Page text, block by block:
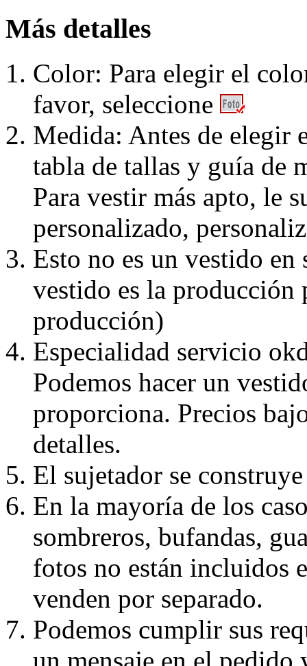
Más detalles
Color: Para elegir el
favor, seleccione
Medida: Antes de elegir
tabla de tallas y guía de
Para vestir más apto, le
personalizado,
Esto no es un vestido
vestido es la producción
producción)
Especialidad servicio
Podemos hacer un
proporciona. Precios
detalles.
El sujetador se
En la mayoría de los
sombreros, bufandas,
fotos no están incluidos
venden por separado.
Podemos cumplir sus